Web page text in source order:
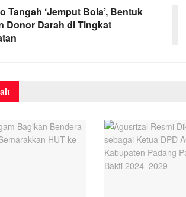
Tangah ‘Jemput Bola’, Bentuk
Donor Darah di Tingkat